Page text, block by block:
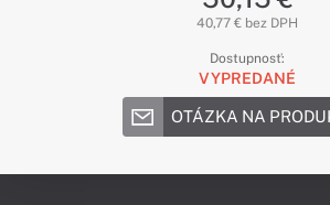
40,77 € bez DPH
Dostupnosť:
VYPREDANÉ
OTÁZKA NA